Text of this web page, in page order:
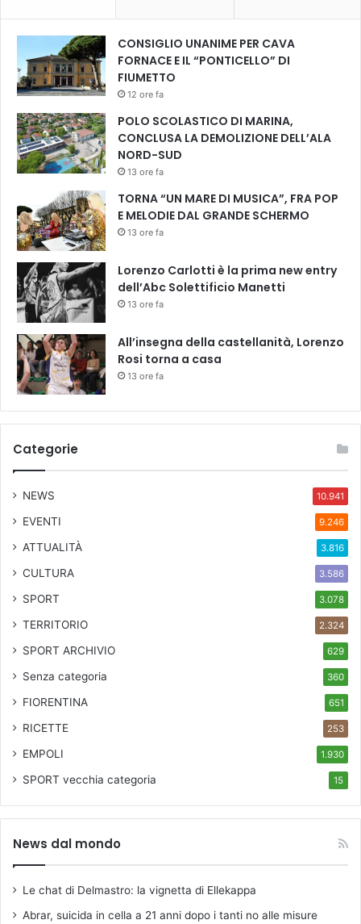
CONSIGLIO UNANIME PER CAVA
FORNACE E IL “PONTICELLO” DI
FIUMETTO
12 ore fa
POLO SCOLASTICO DI MARINA,
CONCLUSA LA DEMOLIZIONE DELL’ALA
NORD-SUD
13 ore fa
TORNA “UN MARE DI MUSICA”, FRA POP
E MELODIE DAL GRANDE SCHERMO
13 ore fa
Lorenzo Carlotti è la prima new entry
dell’Abc Solettificio Manetti
13 ore fa
All’insegna della castellanità, Lorenzo
Rosi torna a casa
13 ore fa
Categorie
NEWS 10.941
EVENTI 9.246
ATTUALITÀ 3.816
CULTURA 3.586
SPORT 3.078
TERRITORIO 2.324
SPORT ARCHIVIO 629
Senza categoria 360
FIORENTINA 651
RICETTE 253
EMPOLI 1.930
SPORT vecchia categoria 15
News dal mondo
Le chat di Delmastro: la vignetta di Ellekappa
Abrar, suicida in cella a 21 anni dopo i tanti no alle misure